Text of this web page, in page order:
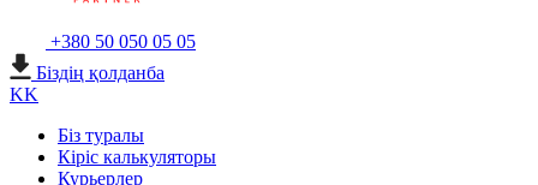
+380 50 050 05 05
Біздің қолданба
KK
Біз туралы
Кіріс калькуляторы
Курьерлер